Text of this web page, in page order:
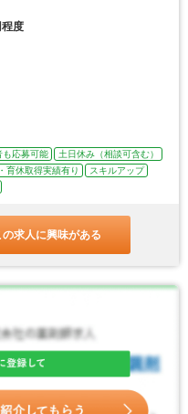
程度
も応募可能
土日休み（相談可含む）
育休取得実績有り
スキルアップ
の求人に興味がある